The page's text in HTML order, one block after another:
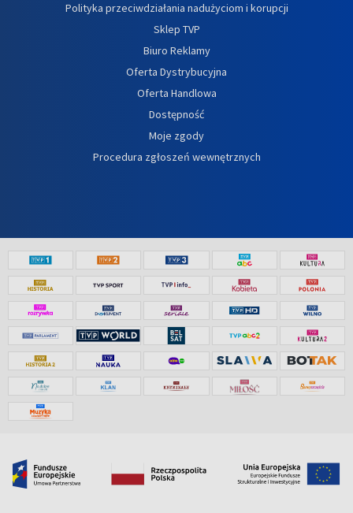
Polityka przeciwdziałania nadużyciom i korupcji
Sklep TVP
Biuro Reklamy
Oferta Dystrybucyjna
Oferta Handlowa
Dostępność
Moje zgody
Procedura zgłoszeń wewnętrznych